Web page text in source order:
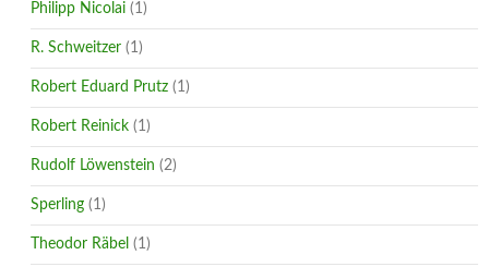
Philipp Nicolai (1)
R. Schweitzer (1)
Robert Eduard Prutz (1)
Robert Reinick (1)
Rudolf Löwenstein (2)
Sperling (1)
Theodor Räbel (1)